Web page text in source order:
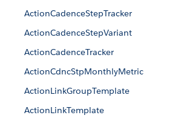
ActionCadenceStepTracker
ActionCadenceStepVariant
ActionCadenceTracker
ActionCdncStpMonthlyMetric
ActionLinkGroupTemplate
ActionLinkTemplate